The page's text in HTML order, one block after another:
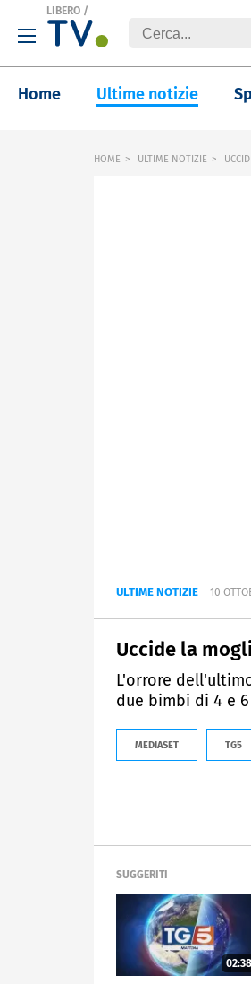
LIBERO /
Home Ultime notizie
HOME ULTIME NOTIZIE
ULTIME NOTIZIE 10
Uccide la
L'orrore
due bimbi di 4 e
MEDIASET TG5
SUGGERITI
02:38